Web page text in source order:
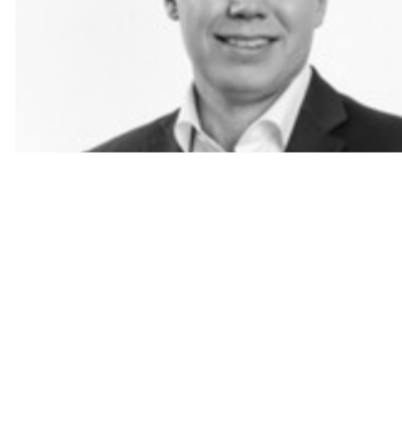
Logga in på Arbetsgivarguiden
Sök på serviceforetagen.se